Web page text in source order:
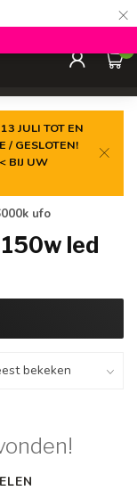
×
0
JULI TOT EN
/ GESLOTEN!
BIJ UW
ufo
led